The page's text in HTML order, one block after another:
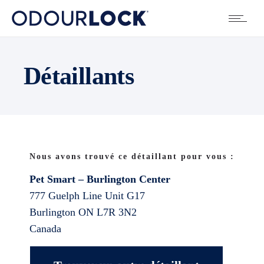
Détaillants
Nous avons trouvé ce détaillant pour vous :
Pet Smart – Burlington Center
777 Guelph Line Unit G17
Burlington ON L7R 3N2
Canada